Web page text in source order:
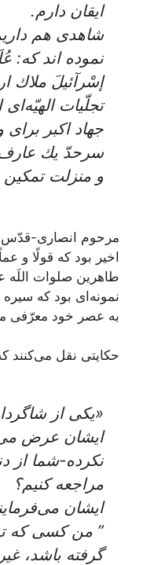
ايقان دارم.
شاهدى هم
نموده ‏اند كه:
إسْرآئيلَ‏ ملاك
تجلّيات
جهاد اكبر
سرحدّ يك عارف
و منزلت
مرحوم انصارى‏-قدّس
اخير بود كه قولًا و
طاهرين صلوات اللَه
نمونه‌‏اى بود كه
به عصر خود معرّفى
حكايتى نقل می‌‏كنند
«يكى از
ايشان عرض
نكرده-شما از
مراجعه كنيم؟
ايشان
” من كسى كه
گرفته باشد،